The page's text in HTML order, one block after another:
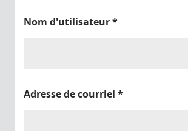
Nom d'utilisateur*
Adresse de courriel *